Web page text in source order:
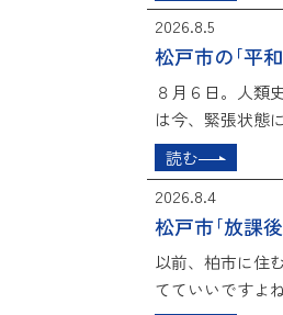
2026.8.5
松戸市の｢平
８月６日。人類
は今、緊張状態
読む
2026.8.4
松戸市｢放課
以前、柏市に住
てていいですよ